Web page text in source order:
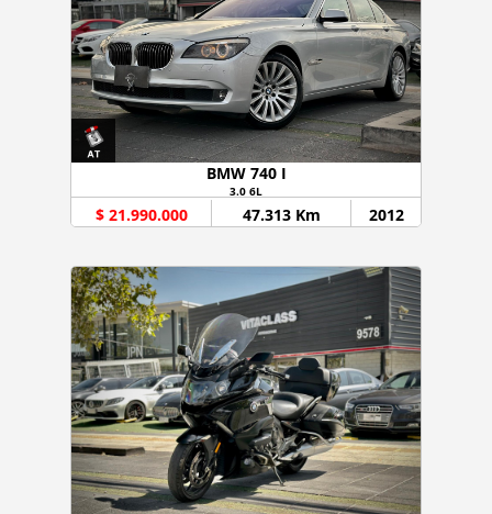
BMW 740 I
3.0 6L
$ 21.990.000 47.313 Km 2012